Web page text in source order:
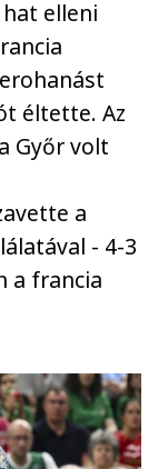
elleni
éltette. Az
Győr volt
a
- 4-3
a francia